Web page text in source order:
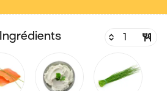
ingrédients